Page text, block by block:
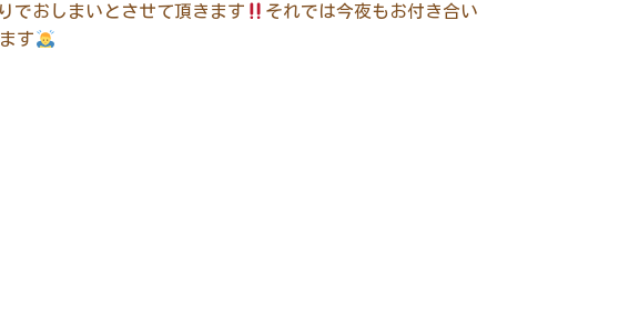
でおしまいとさせて頂きます
それでは今夜もお付き合い
す